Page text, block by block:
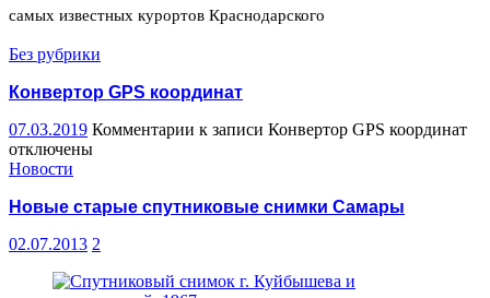
самых известных курортов Краснодарского
Без рубрики
Конвертор GPS координат
07.03.2019 Комментарии к записи Конвертор GPS координат
отключены
Новости
Новые старые спутниковые снимки Самары
02.07.2013 2